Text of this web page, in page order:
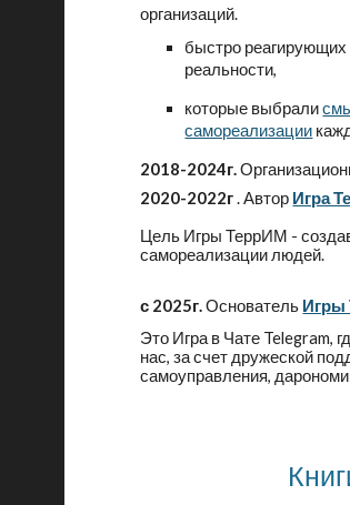
организаций.
быстро
реальности,
которые выбрали
самореализации
2018-2024г.
2020-2022г. Автор Игра
Цель Игры ТеррИМ -
самореализации людей.
с 2025г.Основатель Игры
Это Игра в Чате Telegram,
нас, за счет дружеской
самоуправления,